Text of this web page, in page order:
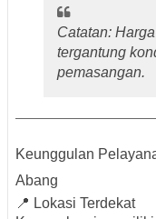
Catatan:
tergantung
pemasangan.
Keunggulan
Abang
📍 Lokasi Terdekat